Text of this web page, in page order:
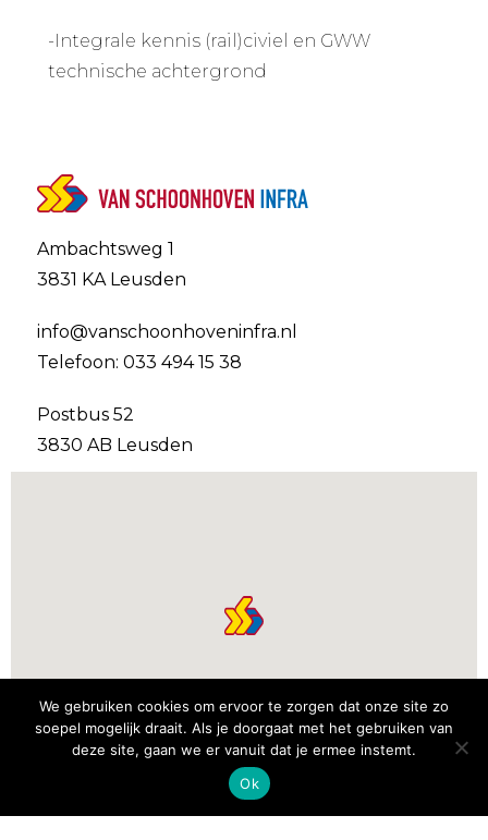
-Integrale kennis (rail)civiel en GWW
technische achtergrond
Ambachtsweg 1
3831 KA Leusden
info@vanschoonhoveninfra.nl
Telefoon: 033 494 15 38
Postbus 52
3830 AB Leusden
We gebruiken cookies om ervoor te zorgen dat onze site zo
soepel mogelijk draait. Als je doorgaat met het gebruiken van
deze site, gaan we er vanuit dat je ermee instemt.
Ok